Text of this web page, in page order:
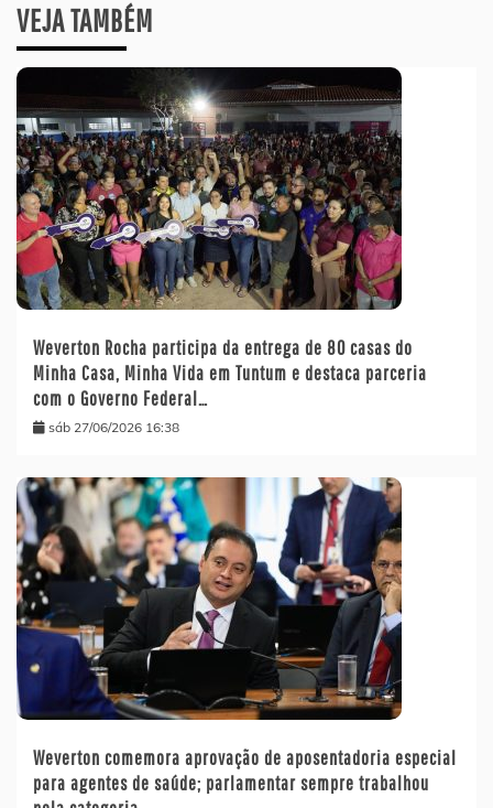
VEJA TAMBÉM
Weverton Rocha participa da entrega de 80 casas do
Minha Casa, Minha Vida em Tuntum e destaca parceria
com o Governo Federal…
sáb 27/06/2026 16:38
Weverton comemora aprovação de aposentadoria especial
para agentes de saúde; parlamentar sempre trabalhou